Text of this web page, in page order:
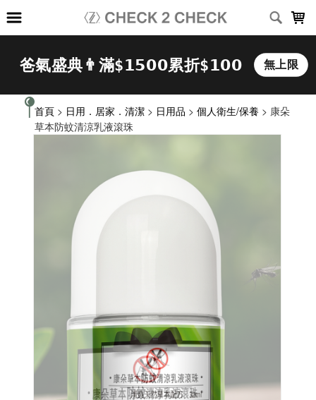
首頁 > 日用．居家．清潔 > 日用品 > 個人衛生/保養 > 康朵
草本防蚊清涼乳液滾珠